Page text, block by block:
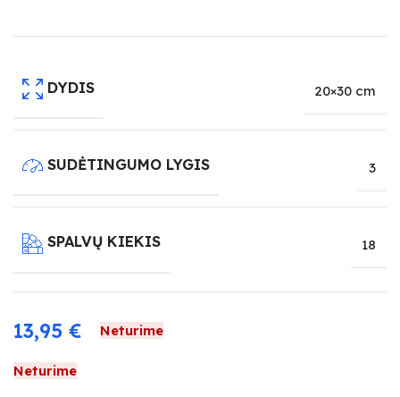
DYDIS 20×30 cm
SUDĖTINGUMO LYGIS 3
SPALVŲ KIEKIS 18
13,95 € Neturime
Neturime